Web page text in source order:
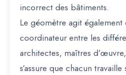
incorrect des bâtiments.
Le géomètre agit également
coordinateur entre les
architectes, maîtres
s’assure que chacun